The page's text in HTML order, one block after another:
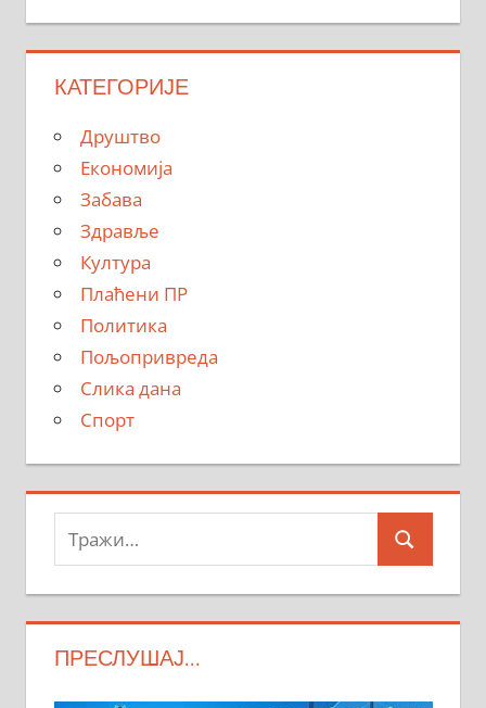
КАТЕГОРИЈЕ
Друштво
Економија
Забава
Здравље
Култура
Плаћени ПР
Политика
Пољопривреда
Слика дана
Спорт
Тражи:
Search
ПРЕСЛУШАЈ…